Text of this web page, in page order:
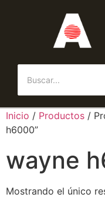
Inicio / Productos /
h6000”
wayne
Mostrando el único